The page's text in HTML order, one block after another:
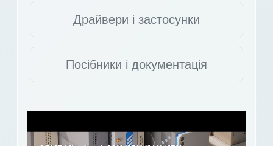
Драйвери і застосунки
Посібники і документація